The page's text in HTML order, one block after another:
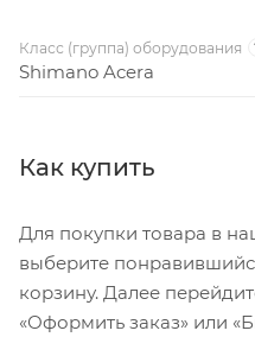
Класс (группа) оборудования
Shimano Acera
Как купить
Для покупки товара в
выберите
корзину. Далее
«Оформить заказ» или